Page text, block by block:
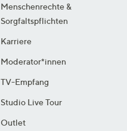
Menschenrechte &
Sorgfaltspflichten
Karriere
Moderator*innen
TV-Empfang
Studio Live Tour
Outlet